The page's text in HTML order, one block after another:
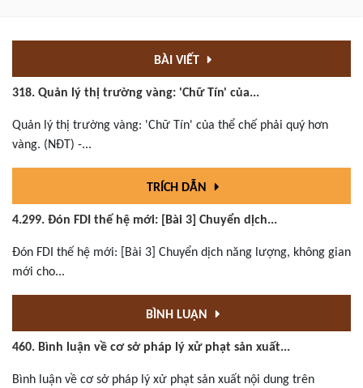
BÀI VIẾT
318. Quản lý thị trường vàng: 'Chữ Tín' của...
Quản lý thị trường vàng: 'Chữ Tín' của thể chế phải quý hơn
vàng. (NĐT) -...
TRÍCH DẪN
4.299. Đón FDI thế hệ mới: [Bài 3] Chuyển dịch...
Đón FDI thế hệ mới: [Bài 3] Chuyển dịch năng lượng, không gian
mới cho...
BÌNH LUẬN
460. Bình luận về cơ sở pháp lý xử phạt sản xuất...
Bình luận về cơ sở pháp lý xử phạt sản xuất nội dung trên